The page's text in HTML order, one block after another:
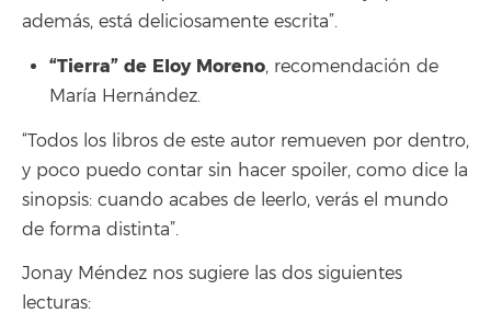
además, está deliciosamente escrita”.
“Tierra” de Eloy Moreno, recomendación de
María Hernández.
“Todos los libros de este autor remueven por dentro,
y poco puedo contar sin hacer spoiler, como dice la
sinopsis: cuando acabes de leerlo, verás el mundo
de forma distinta”.
Jonay Méndez nos sugiere las dos siguientes
lecturas: